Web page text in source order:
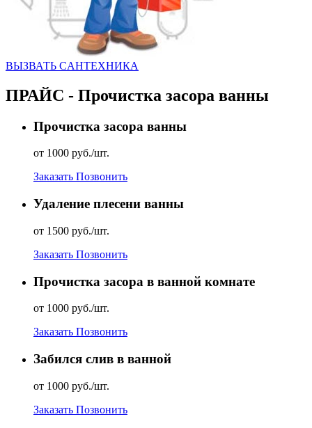
ВЫЗВАТЬ CАНТЕХНИКА
ПРАЙС - Прочистка засора ванны
Прочистка засора ванны
от 1000 руб./шт.
Заказать Позвонить
Удаление плесени ванны
от 1500 руб./шт.
Заказать Позвонить
Прочистка засора в ванной комнате
от 1000 руб./шт.
Заказать Позвонить
Забился слив в ванной
от 1000 руб./шт.
Заказать Позвонить